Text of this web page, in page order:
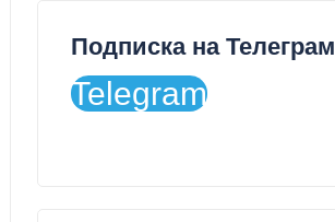
Подписка на Телеграм
Telegram